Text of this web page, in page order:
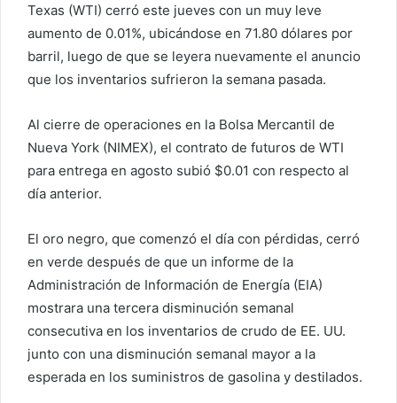
i
c
o
Texas (WTI) cerró este jueves con un muy leve
aumento de 0.01%, ubicándose en 71.80 dólares por
barril, luego de que se leyera nuevamente el anuncio
que los inventarios sufrieron la semana pasada.
Al cierre de operaciones en la Bolsa Mercantil de
Nueva York (NIMEX), el contrato de futuros de WTI
para entrega en agosto subió $0.01 con respecto al
día anterior.
El oro negro, que comenzó el día con pérdidas, cerró
en verde después de que un informe de la
Administración de Información de Energía (EIA)
mostrara una tercera disminución semanal
consecutiva en los inventarios de crudo de EE. UU.
junto con una disminución semanal mayor a la
esperada en los suministros de gasolina y destilados.